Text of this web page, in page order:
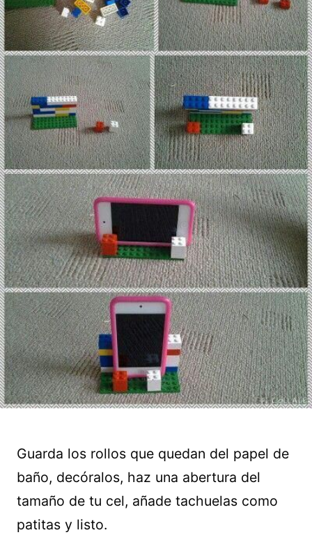
Guarda los rollos que quedan del papel de
baño, decóralos, haz una abertura del
tamaño de tu cel, añade tachuelas como
patitas y listo.